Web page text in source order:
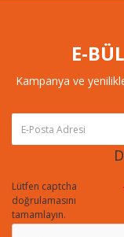
E-
Kampanya ve
Lütfen captcha
doğrulamasını
tamamlayın.